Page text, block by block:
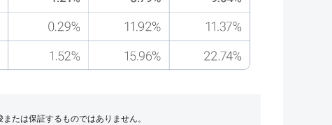
たは保証するものではありません。